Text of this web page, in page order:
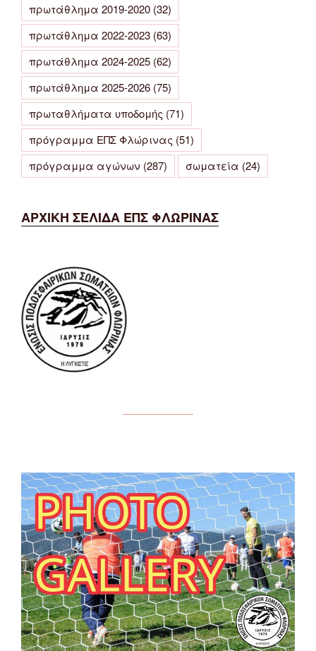
πρωτάθλημα 2019-2020 (32)
πρωτάθλημα 2022-2023 (63)
πρωτάθλημα 2024-2025 (62)
πρωτάθλημα 2025-2026 (75)
πρωταθλήματα υποδομής (71)
πρόγραμμα ΕΠΣ Φλώρινας (51)
πρόγραμμα αγώνων (287) σωματεία (24)
ΑΡΧΙΚΗ ΣΕΛΙΔΑ ΕΠΣ ΦΛΩΡΙΝΑΣ